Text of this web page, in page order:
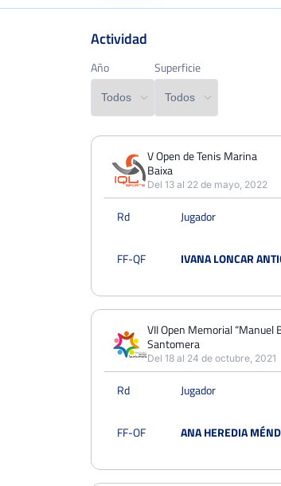
Año Superficie
PERDIDOSPARTIDOS
7
16
PERDIDOS JUEGOS
Actividad
Año Superficie
V Open de Tenis Marina
Baixa
Del 13 al 22 de mayo, 2022
Rd Jugador
FF-QF IVANA LONCAR
VII Open Memorial “Manuel
Santomera
Del 18 al 24 de octubre, 2021
Rd Jugador
FF-OF ANA HEREDIA